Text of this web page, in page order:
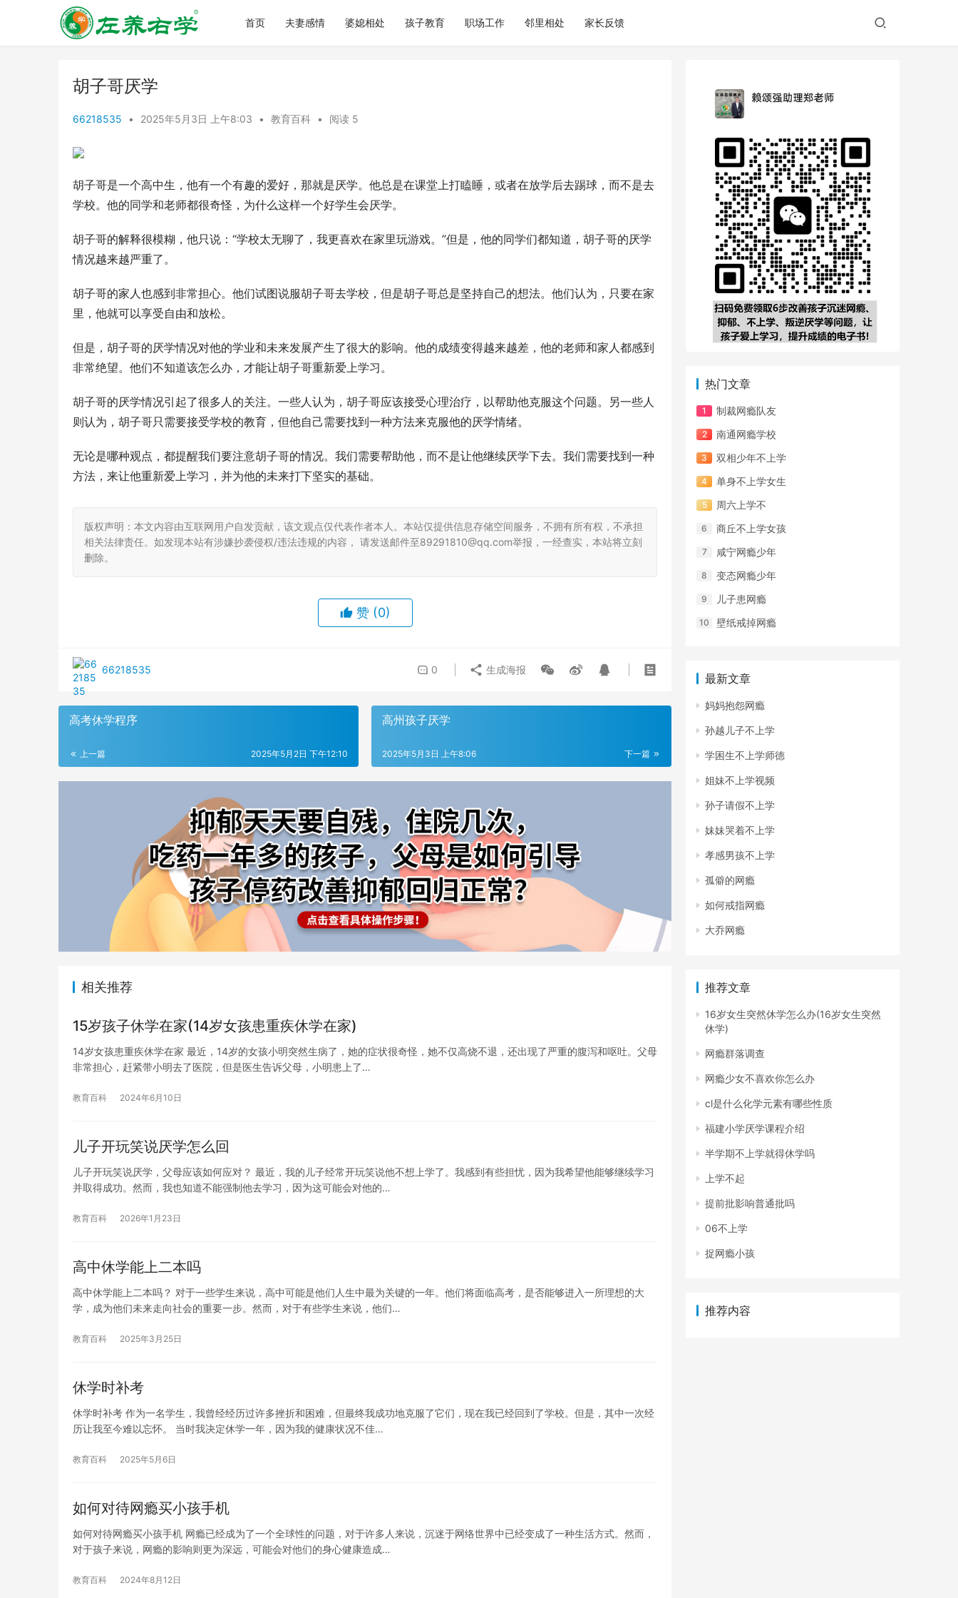
首页 夫妻感情 婆媳相处 孩子教育 职场工作 邻里相处 家长反馈
胡子哥厌学
66218535 • 2025年5月3日 上午8:03 • 教育百科 • 阅读 5
胡子哥是一个高中生，他有一个有趣的爱好，那就是厌学。他总是在课堂上打瞌睡，或者在放学后去踢球，而不是去
学校。他的同学和老师都很奇怪，为什么这样一个好学生会厌学。
胡子哥的解释很模糊，他只说：“学校太无聊了，我更喜欢在家里玩游戏。”但是，他的同学们都知道，胡子哥的厌学
情况越来越严重了。
胡子哥的家人也感到非常担心。他们试图说服胡子哥去学校，但是胡子哥总是坚持自己的想法。他们认为，只要在家
里，他就可以享受自由和放松。
但是，胡子哥的厌学情况对他的学业和未来发展产生了很大的影响。他的成绩变得越来越差，他的老师和家人都感到
非常绝望。他们不知道该怎么办，才能让胡子哥重新爱上学习。
胡子哥的厌学情况引起了很多人的关注。一些人认为，胡子哥应该接受心理治疗，以帮助他克服这个问题。另一些人
则认为，胡子哥只需要接受学校的教育，但他自己需要找到一种方法来克服他的厌学情绪。
无论是哪种观点，都提醒我们要注意胡子哥的情况。我们需要帮助他，而不是让他继续厌学下去。我们需要找到一种
方法，来让他重新爱上学习，并为他的未来打下坚实的基础。
版权声明：本文内容由互联网用户自发贡献，该文观点仅代表作者本人。本站仅提供信息存储空间服务，不拥有所有权，不承担
相关法律责任。如发现本站有涉嫌抄袭侵权/违法违规的内容， 请发送邮件至89291810@qq.com举报，一经查实，本站将立刻
删除。
赞 (0)
66218535 0 生成海报
高考休学程序
上一篇 2025年5月2日 下午12:10
高州孩子厌学
下一篇
2025年5月3日 上午8:06
相关推荐
15岁孩子休学在家(14岁女孩患重疾休学在家)
14岁女孩患重疾休学在家 最近，14岁的女孩小明突然生病了，她的症状很奇怪，她不仅高烧不退，还出现了严重的腹泻和呕吐。父母
非常担心，赶紧带小明去了医院，但是医生告诉父母，小明患上了…
教育百科 2024年6月10日
儿子开玩笑说厌学怎么回
儿子开玩笑说厌学，父母应该如何应对？ 最近，我的儿子经常开玩笑说他不想上学了。我感到有些担忧，因为我希望他能够继续学习
并取得成功。然而，我也知道不能强制他去学习，因为这可能会对他的…
教育百科 2026年1月23日
高中休学能上二本吗
高中休学能上二本吗？ 对于一些学生来说，高中可能是他们人生中最为关键的一年。他们将面临高考，是否能够进入一所理想的大
学，成为他们未来走向社会的重要一步。然而，对于有些学生来说，他们…
教育百科 2025年3月25日
休学时补考
休学时补考 作为一名学生，我曾经经历过许多挫折和困难，但最终我成功地克服了它们，现在我已经回到了学校。但是，其中一次经
历让我至今难以忘怀。 当时我决定休学一年，因为我的健康状况不佳…
教育百科 2025年5月6日
如何对待网瘾买小孩手机
如何对待网瘾买小孩手机 网瘾已经成为了一个全球性的问题，对于许多人来说，沉迷于网络世界中已经变成了一种生活方式。然而，
对于孩子来说，网瘾的影响则更为深远，可能会对他们的身心健康造成…
教育百科 2024年8月12日
热门文章
制裁网瘾队友
南通网瘾学校
双相少年不上学
单身不上学女生
周六上学不
商丘不上学女孩
咸宁网瘾少年
变态网瘾少年
儿子患网瘾
壁纸戒掉网瘾
最新文章
妈妈抱怨网瘾
孙越儿子不上学
学困生不上学师德
姐妹不上学视频
孙子请假不上学
妹妹哭着不上学
孝感男孩不上学
孤僻的网瘾
如何戒指网瘾
大乔网瘾
推荐文章
16岁女生突然休学怎么办(16岁女生突然
休学)
网瘾群落调查
网瘾少女不喜欢你怎么办
cl是什么化学元素有哪些性质
福建小学厌学课程介绍
半学期不上学就得休学吗
上学不起
提前批影响普通批吗
06不上学
捉网瘾小孩
推荐内容